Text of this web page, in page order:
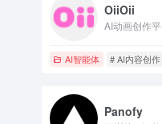
OiiOii
AI动画创作
AI智能体 # AI内容创作
Panofy